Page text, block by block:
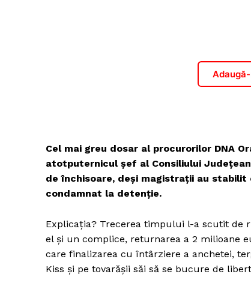
Cel mai greu dosar al procurorilor DNA
atotputernicul şef al Consiliului
de închisoare, deşi magistraţii au
condamnat la detenţie.
Explicaţia? Trecerea timpului l-a scutit de
el şi un complice, returnarea a 2 milioane
care finalizarea cu întârziere a anchetei,
Kiss şi pe tovarăşii săi să se bucure de